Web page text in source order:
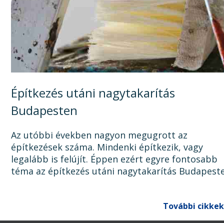
Építkezés utáni nagytakarítás
Budapesten
Az utóbbi években nagyon megugrott az
építkezések száma. Mindenki építkezik, vagy
legalább is felújít. Éppen ezért egyre fontosabb
téma az építkezés utáni nagytakarítás
További cikkek